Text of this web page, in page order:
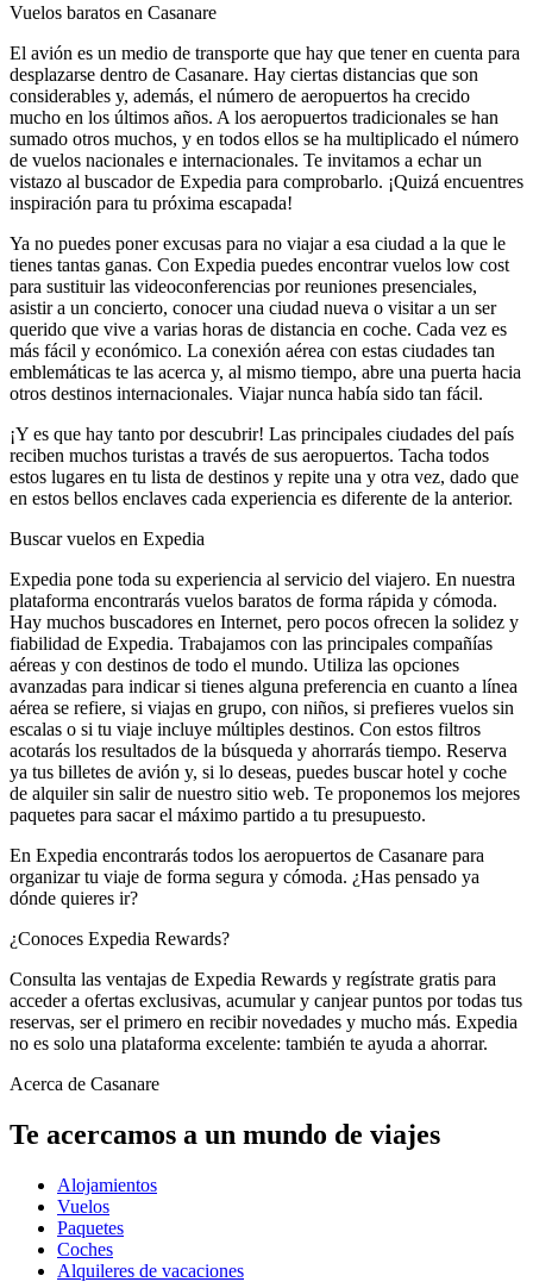
Vuelos baratos en Casanare
El avión es un medio de transporte que hay que tener en cuenta para
desplazarse dentro de Casanare. Hay ciertas distancias que son
considerables y, además, el número de aeropuertos ha crecido
mucho en los últimos años. A los aeropuertos tradicionales se han
sumado otros muchos, y en todos ellos se ha multiplicado el número
de vuelos nacionales e internacionales. Te invitamos a echar un
vistazo al buscador de Expedia para comprobarlo. ¡Quizá encuentres
inspiración para tu próxima escapada!
Ya no puedes poner excusas para no viajar a esa ciudad a la que le
tienes tantas ganas. Con Expedia puedes encontrar vuelos low cost
para sustituir las videoconferencias por reuniones presenciales,
asistir a un concierto, conocer una ciudad nueva o visitar a un ser
querido que vive a varias horas de distancia en coche. Cada vez es
más fácil y económico. La conexión aérea con estas ciudades tan
emblemáticas te las acerca y, al mismo tiempo, abre una puerta hacia
otros destinos internacionales. Viajar nunca había sido tan fácil.
¡Y es que hay tanto por descubrir! Las principales ciudades del país
reciben muchos turistas a través de sus aeropuertos. Tacha todos
estos lugares en tu lista de destinos y repite una y otra vez, dado que
en estos bellos enclaves cada experiencia es diferente de la anterior.
Buscar vuelos en Expedia
Expedia pone toda su experiencia al servicio del viajero. En nuestra
plataforma encontrarás vuelos baratos de forma rápida y cómoda.
Hay muchos buscadores en Internet, pero pocos ofrecen la solidez y
fiabilidad de Expedia. Trabajamos con las principales compañías
aéreas y con destinos de todo el mundo. Utiliza las opciones
avanzadas para indicar si tienes alguna preferencia en cuanto a línea
aérea se refiere, si viajas en grupo, con niños, si prefieres vuelos sin
escalas o si tu viaje incluye múltiples destinos. Con estos filtros
acotarás los resultados de la búsqueda y ahorrarás tiempo. Reserva
ya tus billetes de avión y, si lo deseas, puedes buscar hotel y coche
de alquiler sin salir de nuestro sitio web. Te proponemos los mejores
paquetes para sacar el máximo partido a tu presupuesto.
En Expedia encontrarás todos los aeropuertos de Casanare para
organizar tu viaje de forma segura y cómoda. ¿Has pensado ya
dónde quieres ir?
¿Conoces Expedia Rewards?
Consulta las ventajas de Expedia Rewards y regístrate gratis para
acceder a ofertas exclusivas, acumular y canjear puntos por todas tus
reservas, ser el primero en recibir novedades y mucho más. Expedia
no es solo una plataforma excelente: también te ayuda a ahorrar.
Acerca de Casanare
Te acercamos a un mundo de viajes
Alojamientos
Vuelos
Paquetes
Coches
Alquileres de vacaciones